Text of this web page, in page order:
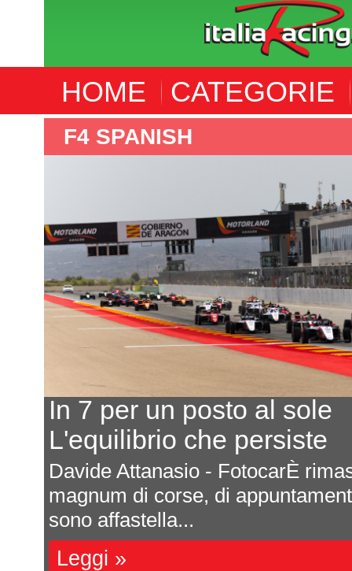
HOME CATEGORIE
F4 SPANISH
In 7 per un posto al sole
L'equilibrio che persiste
Davide Attanasio - FotocarÈ
magnum di corse, di
sono affastella...
Leggi »